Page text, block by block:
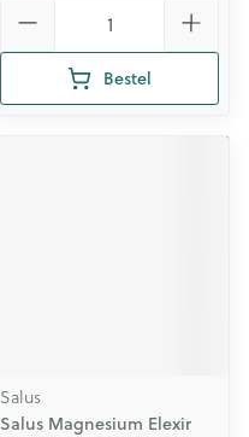
Bestel
Salus
Salus Magnesium Elexir